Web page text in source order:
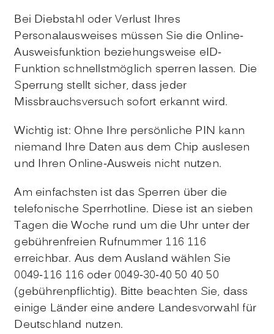
Bei Diebstahl oder Verlust Ihres
Personalausweises müssen Sie die Online-
Ausweisfunktion beziehungsweise eID-
Funktion schnellstmöglich sperren lassen. Die
Sperrung stellt sicher, dass jeder
Missbrauchsversuch sofort erkannt wird.
Wichtig ist: Ohne Ihre persönliche PIN kann
niemand Ihre Daten aus dem Chip auslesen
und Ihren Online-Ausweis nicht nutzen.
Am einfachsten ist das Sperren über die
telefonische Sperrhotline. Diese ist an sieben
Tagen die Woche rund um die Uhr unter der
gebührenfreien Rufnummer 116 116
erreichbar. Aus dem Ausland wählen Sie
0049-116 116 oder 0049-30-40 50 40 50
(gebührenpflichtig). Bitte beachten Sie, dass
einige Länder eine andere Landesvorwahl für
Deutschland nutzen.